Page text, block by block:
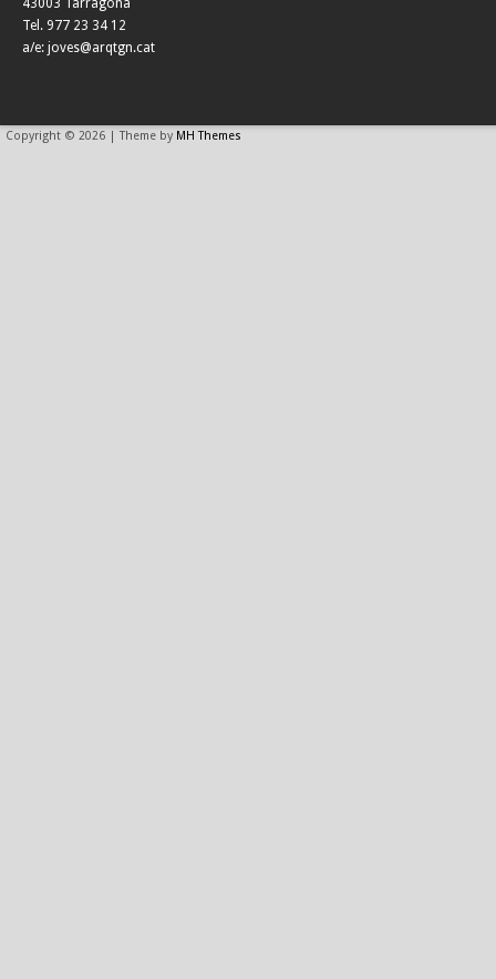
Tel. 977 23 34 12
a/e: joves@arqtgn.cat
Copyright © 2026 | Theme by MH Themes